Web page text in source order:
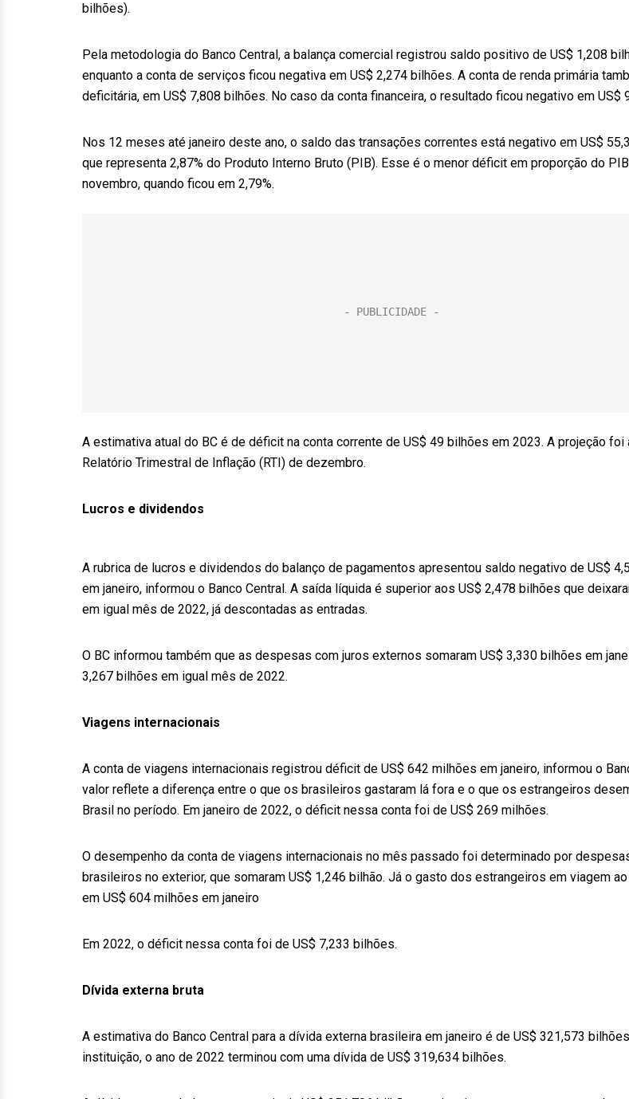
bilhões).
Pela metodologia do Banco Central, a balança comercial registrou saldo positivo de US$ 1,208
enquanto a conta de serviços ficou negativa em US$ 2,274 bilhões. A conta de renda primária
deficitária, em US$ 7,808 bilhões. No caso da conta financeira, o resultado ficou negativo em US$
Nos 12 meses até janeiro deste ano, o saldo das transações correntes está negativo em US$
que representa 2,87% do Produto Interno Bruto (PIB). Esse é o menor déficit em proporção do
novembro, quando ficou em 2,79%.
A estimativa atual do BC é de déficit na conta corrente de US$ 49 bilhões em 2023. A projeção foi
Relatório Trimestral de Inflação (RTI) de dezembro.
Lucros e dividendos
A rubrica de lucros e dividendos do balanço de pagamentos apresentou saldo negativo de US$
em janeiro, informou o Banco Central. A saída líquida é superior aos US$ 2,478 bilhões que
em igual mês de 2022, já descontadas as entradas.
O BC informou também que as despesas com juros externos somaram US$ 3,330 bilhões em
3,267 bilhões em igual mês de 2022.
Viagens internacionais
A conta de viagens internacionais registrou déficit de US$ 642 milhões em janeiro, informou o
valor reflete a diferença entre o que os brasileiros gastaram lá fora e o que os estrangeiros
Brasil no período. Em janeiro de 2022, o déficit nessa conta foi de US$ 269 milhões.
O desempenho da conta de viagens internacionais no mês passado foi determinado por
brasileiros no exterior, que somaram US$ 1,246 bilhão. Já o gasto dos estrangeiros em viagem
em US$ 604 milhões em janeiro
Em 2022, o déficit nessa conta foi de US$ 7,233 bilhões.
Dívida externa bruta
A estimativa do Banco Central para a dívida externa brasileira em janeiro é de US$ 321,573
instituição, o ano de 2022 terminou com uma dívida de US$ 319,634 bilhões.